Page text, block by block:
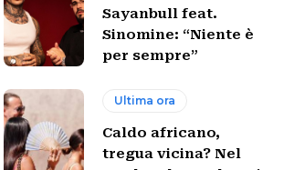
Sayanbull feat.
Sinomine: “Niente è
per sempre”
Ultima ora
Caldo africano,
tregua vicina? Nel